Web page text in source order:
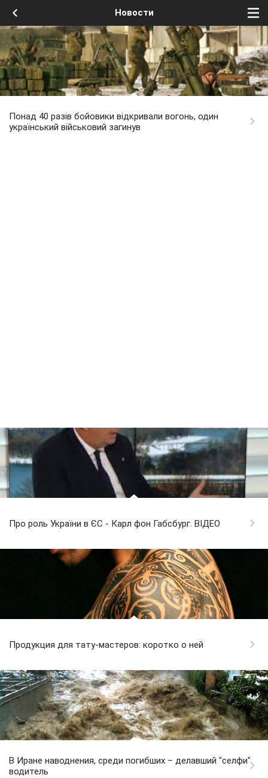
Новости
Понад 40 разів бойовики відкривали вогонь, один
український військовий загинув
Про роль України в ЄС - Карл фон Габсбург. ВІДЕО
Продукция для тату-мастеров: коротко о ней
В Иране наводнения, среди погибших – делавший "селфи"
водитель